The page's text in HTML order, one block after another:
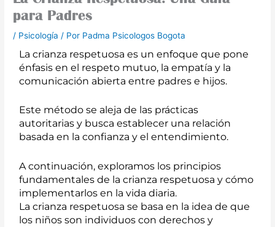
para Padres
/ Psicología / Por Padma Psicologos Bogota
La crianza respetuosa es un enfoque que pone
énfasis en el respeto mutuo, la empatía y la
comunicación abierta entre padres e hijos.
Este método se aleja de las prácticas
autoritarias y busca establecer una relación
basada en la confianza y el entendimiento.
A continuación, exploramos los principios
fundamentales de la crianza respetuosa y cómo
implementarlos en la vida diaria.
La crianza respetuosa se basa en la idea de que
los niños son individuos con derechos y